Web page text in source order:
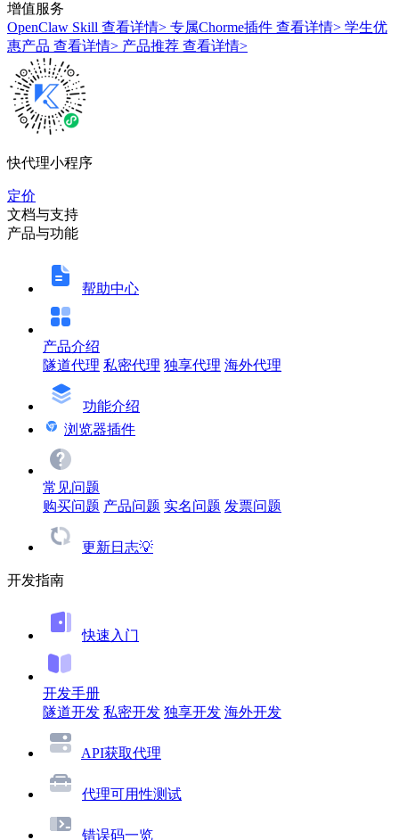
增值服务
OpenClaw Skill 查看详情> 专属Chorme插件 查看详情> 学生优
惠产品 查看详情> 产品推荐 查看详情>
快代理小程序
定价
文档与支持
产品与功能
帮助中心
产品介绍
隧道代理 私密代理 独享代理 海外代理
功能介绍
浏览器插件
常见问题
购买问题 产品问题 实名问题 发票问题
更新日志💡
开发指南
快速入门
开发手册
隧道开发 私密开发 独享开发 海外开发
API获取代理
代理可用性测试
错误码一览